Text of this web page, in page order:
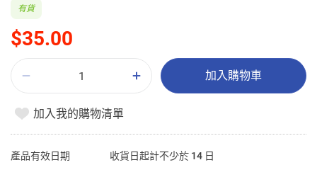
$35.00
有貨
加入購物車
加入我的購物清單
產品有效日期 收貨日起計不少於 14 日